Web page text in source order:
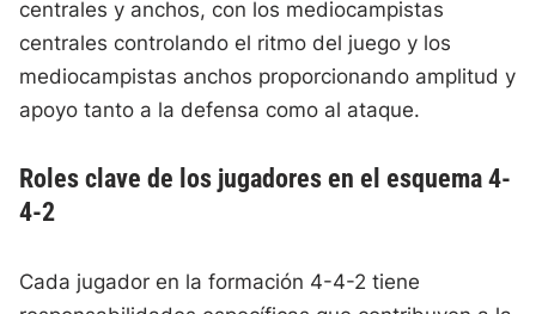
centrales y anchos, con los mediocampistas
centrales controlando el ritmo del juego y los
mediocampistas anchos proporcionando amplitud y
apoyo tanto a la defensa como al ataque.
Roles clave de los jugadores en el esquema 4-
4-2
Cada jugador en la formación 4-4-2 tiene